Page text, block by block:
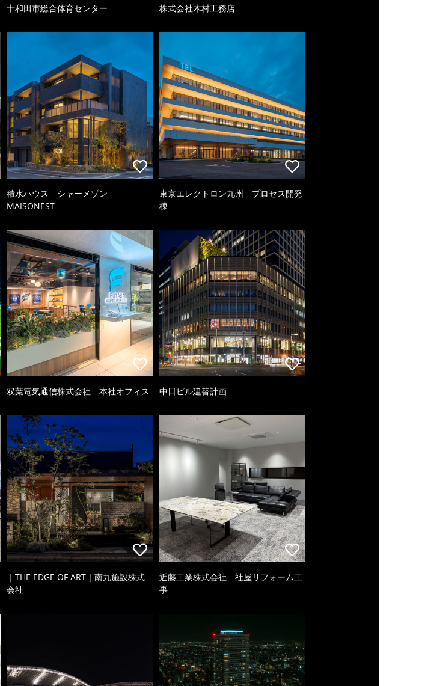
十和田市総合体育センター 株式会社木村工務店
積水ハウス シャーメゾン
MAISONEST
東京エレクトロン九州 プロセス開発
棟
双葉電気通信株式会社 本社オフィス 中日ビル建替計画
｜THE EDGE OF ART｜南九施設株式
会社
近藤工業株式会社 社屋リフォーム工
事